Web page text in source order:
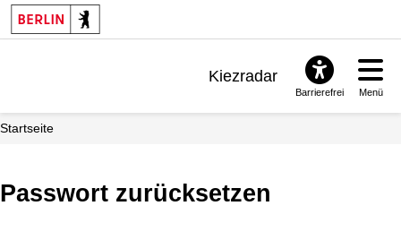
Kiezradar
Barrierefrei Menü
Startseite
Passwort zurücksetzen